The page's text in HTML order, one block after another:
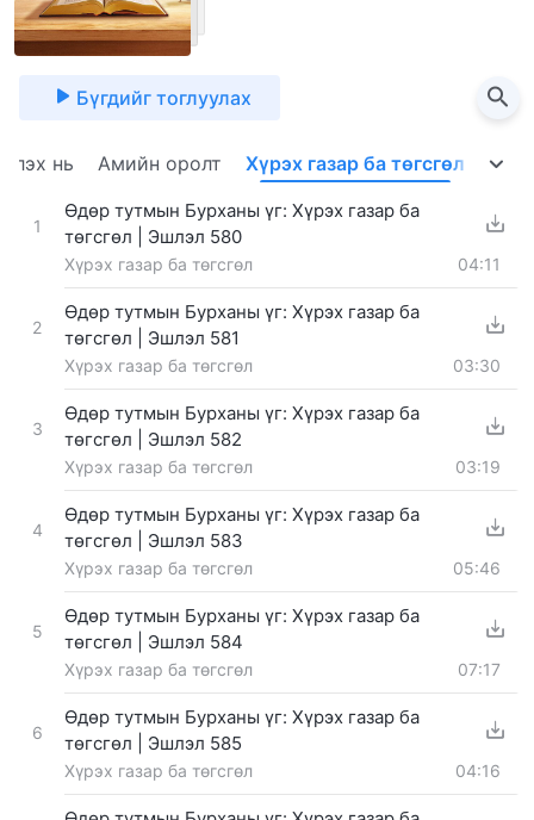
Бүгдийг тоглуулах
нь Амийн оролт Хүрэх газар ба төгсгөл
1
Өдөр тутмын Бурханы үг: Хүрэх газар ба
төгсгөл | Эшлэл 580
Хүрэх газар ба төгсгөл 04:11
2
Өдөр тутмын Бурханы үг: Хүрэх газар ба
төгсгөл | Эшлэл 581
Хүрэх газар ба төгсгөл 03:30
3
Өдөр тутмын Бурханы үг: Хүрэх газар ба
төгсгөл | Эшлэл 582
Хүрэх газар ба төгсгөл 03:19
4
Өдөр тутмын Бурханы үг: Хүрэх газар ба
төгсгөл | Эшлэл 583
Хүрэх газар ба төгсгөл 05:46
5
Өдөр тутмын Бурханы үг: Хүрэх газар ба
төгсгөл | Эшлэл 584
Хүрэх газар ба төгсгөл 07:17
6
Өдөр тутмын Бурханы үг: Хүрэх газар ба
төгсгөл | Эшлэл 585
Хүрэх газар ба төгсгөл 04:16